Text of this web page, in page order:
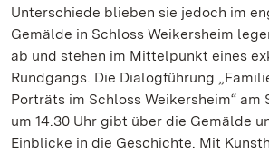
Unterschiede blieben sie jedoch im
Gemälde in Schloss Weikersheim
ab und stehen im Mittelpunkt eines
Rundgangs. Die Dialogführung
Porträts im Schloss Weikersheim“ am
um 14.30 Uhr gibt über die Gemälde
Einblicke in die Geschichte. Mit